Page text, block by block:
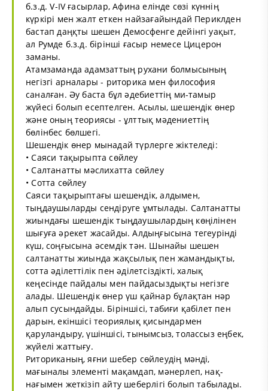
б.з.д. V-IV ғасырлар, Афина елінде сөзі күннің
күркірі мен жалт еткен найзағайындай Периклден
бастап даңқты шешен Демосфенге дейінгі уақыт,
ал Румде б.з.д. бірінші ғасыр немесе Цицерон
заманы.
Атамзаманда адамзаттың рухани болмысының
негізгі арналары - риторика мен философия
саналған. Әу баста бұл әдебиеттің ми-тамыр
жүйесі болып есептелген. Асылы, шешендік өнер
және оның теориясы - ұлттық мәдениеттің
бөлінбес бөлшегі.
Шешендік өнер мынадай түрлерге жіктеледі:
• Саяси тақырыпта сөйлеу
• Салтанатты мәслихатта сөйлеу
• Сотта сөйлеу
Саяси тақырыптағы шешендік, алдымен,
тыңдаушыларды сендіруге ұмтылады. Салтанатты
жиындағы шешендік тыңдаушылардың көңілінен
шығуға әрекет жасайды. Алдыңғысына тегеурінді
күш, соңғысына әсемдік тән. Шынайы шешен
салтанатты жиында жақсылық пен жамандықты,
сотта әділеттілік пен әділетсіздікті, халық
кеңесінде пайдалы мен пайдасыздықты негізге
алады. Шешендік өнер үш қайнар бұлақтан нәр
алып сусындайды. Біріншісі, табиғи қабілет пен
дарын, екіншісі теориялық қисындармен
қаруландыру, үшіншісі, тынымсыз, толассыз еңбек,
жүйелі жаттығу.
Риториканың, яғни шебер сөйлеудің мәнді,
мағыналы элементі мақамдап, мәнерлеп, нақ-
нағымен жеткізіп айту шеберлігі болып табылады.